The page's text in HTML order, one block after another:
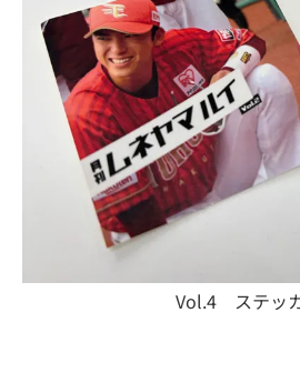
Vol.4 ステッ